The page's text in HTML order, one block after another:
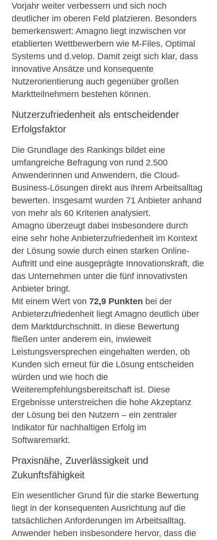
Vorjahr weiter verbessern und sich noch
deutlicher im oberen Feld platzieren. Besonders
bemerkenswert: Amagno liegt inzwischen vor
etablierten Wettbewerbern wie M-Files, Optimal
Systems und d.velop. Damit zeigt sich klar, dass
innovative Ansätze und konsequente
Nutzerorientierung auch gegenüber großen
Marktteilnehmern bestehen können.
Nutzerzufriedenheit als entscheidender
Erfolgsfaktor
Die Grundlage des Rankings bildet eine
umfangreiche Befragung von rund 2.500
Anwenderinnen und Anwendern, die Cloud-
Business-Lösungen direkt aus ihrem Arbeitsalltag
bewerten. Insgesamt wurden 71 Anbieter anhand
von mehr als 60 Kriterien analysiert.
Amagno überzeugt dabei insbesondere durch
eine sehr hohe Anbieterzufriedenheit im Kontext
der Lösung sowie durch einen starken Online-
Auftritt und eine ausgeprägte Innovationskraft, die
das Unternehmen unter die fünf innovativsten
Anbieter bringt.
Mit einem Wert von 72,9 Punkten bei der
Anbieterzufriedenheit liegt Amagno deutlich über
dem Marktdurchschnitt. In diese Bewertung
fließen unter anderem ein, inwieweit
Leistungsversprechen eingehalten werden, ob
Kunden sich erneut für die Lösung entscheiden
würden und wie hoch die
Weiterempfehlungsbereitschaft ist. Diese
Ergebnisse unterstreichen die hohe Akzeptanz
der Lösung bei den Nutzern – ein zentraler
Indikator für nachhaltigen Erfolg im
Softwaremarkt.
Praxisnähe, Zuverlässigkeit und
Zukunftsfähigkeit
Ein wesentlicher Grund für die starke Bewertung
liegt in der konsequenten Ausrichtung auf die
tatsächlichen Anforderungen im Arbeitsalltag.
Anwender heben insbesondere hervor, dass die